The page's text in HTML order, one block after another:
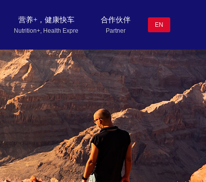
EN
营养+，健康快车 合作伙伴
Nutrition+, Health Express Partner